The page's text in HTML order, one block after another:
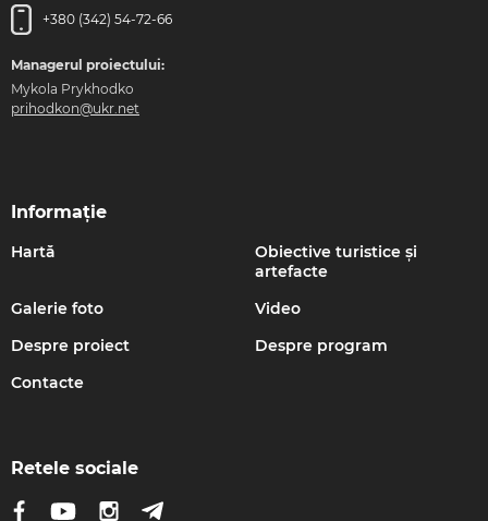
+380 (342) 54-72-66
Managerul proiectului:
Mykola Prykhodko
prihodkon@ukr.net
Informație
Hartă
Obiective turistice și
artefacte
Galerie foto
Video
Despre proiect
Despre program
Contacte
Retele sociale